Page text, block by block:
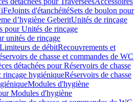
Joints d'étanchéitéSets de boulon pour
d’hygiène GeberitUnités de rinçage
pour Unités de rinçage
unités de rinçage
Limiteurs de débitRecouvrements et
de chasse et commandes de WC
détachées pour Réservoirs de chasse
rinçage hygiéniqueRéservoirs de chasse
Modules d'hygiène
Modules d'hygiène